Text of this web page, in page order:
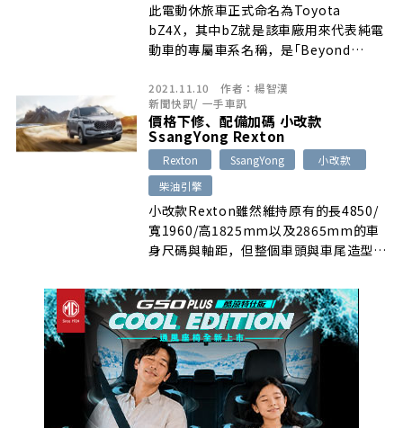
此電動休旅車正式命名為Toyota
bZ4X，其中bZ就是該車廠用來代表純電
動車的專屬車系名稱，是｢Beyond
費者提供零排放車款的價值想法。
2021.11.10 作者： 楊智漢
新聞快訊/ 一手車訊
價格下修、配備加碼 小改款
SsangYong Rexton
Rexton SsangYong
小改款
柴油引擎
小改款Rexton雖然維持原有的長4850/
寬1960/高1825mm以及2865mm的車
身尺碼與軸距，但整個車頭與車尾造型則
積加大的八角型交織點鑽式水箱護罩，以
及造型更銳利的狹長型LED頭燈